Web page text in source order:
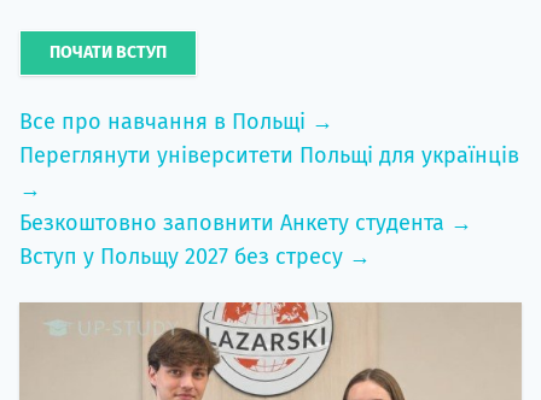
ПОЧАТИ ВСТУП
Все про навчання в Польщі →
Переглянути університети Польщі для українців
→
Безкоштовно заповнити Анкету студента →
Вступ у Польщу 2027 без стресу →